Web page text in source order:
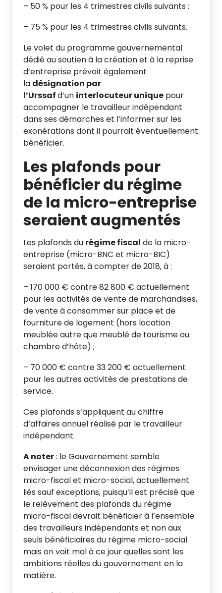
– 50 % pour les 4 trimestres civils suivants ;
– 75 % pour les 4 trimestres civils suivants.
Le volet du programme gouvernemental
dédié au soutien à la création et à la reprise
d’entreprise prévoit également
la désignation par
l’Urssafd’un interlocuteur unique pour
accompagner le travailleur indépendant
dans ses démarches et l’informer sur les
exonérations dont il pourrait éventuellement
bénéficier.
Les plafonds pour
bénéficier du régime
de la micro-entreprise
seraient augmentés
Les plafonds du régime fiscal de la micro-
entreprise (micro-BNC et micro-BIC)
seraient portés, à compter de 2018, à :
– 170 000 € contre 82 800 € actuellement
pour les activités de vente de marchandises,
de vente à consommer sur place et de
fourniture de logement (hors location
meublée autre que meublé de tourisme ou
chambre d’hôte) ;
– 70 000 € contre 33 200 € actuellement
pour les autres activités de prestations de
service.
Ces plafonds s’appliquent au chiffre
d’affaires annuel réalisé par le travailleur
indépendant.
A noter: le Gouvernement semble
envisager une déconnexion des régimes
micro-fiscal et micro-social, actuellement
liés sauf exceptions, puisqu’il est précisé que
le relèvement des plafonds du régime
micro-fiscal devrait bénéficier à l’ensemble
des travailleurs indépendants et non aux
seuls bénéficiaires du régime micro-social
mais on voit mal à ce jour quelles sont les
ambitions réelles du gouvernement en la
matière.